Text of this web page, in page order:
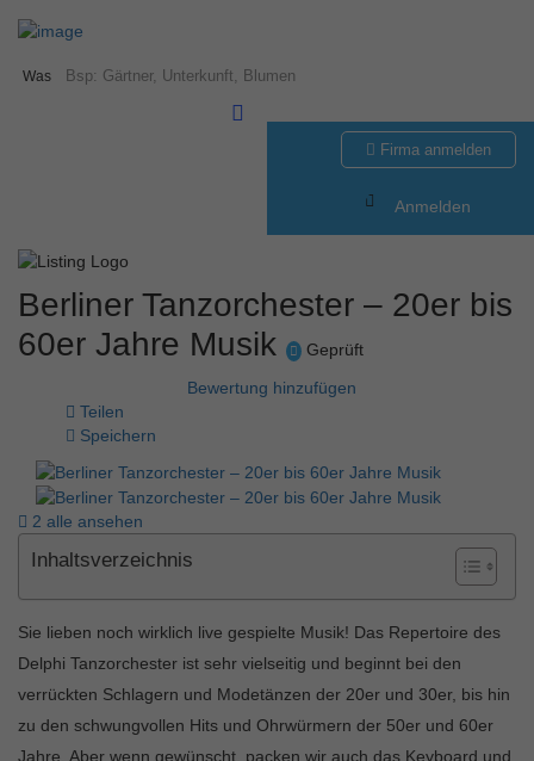
Was
Firma anmelden
Anmelden
Berliner Tanzorchester – 20er bis
60er Jahre Musik
Geprüft
Bewertung hinzufügen
Teilen
Speichern
2 alle ansehen
Inhaltsverzeichnis
Sie lieben noch wirklich live gespielte Musik! Das Repertoire des
Delphi Tanzorchester ist sehr vielseitig und beginnt bei den
verrückten Schlagern und Modetänzen der 20er und 30er, bis hin
zu den schwungvollen Hits und Ohrwürmern der 50er und 60er
Jahre. Aber wenn gewünscht, packen wir auch das Keyboard und